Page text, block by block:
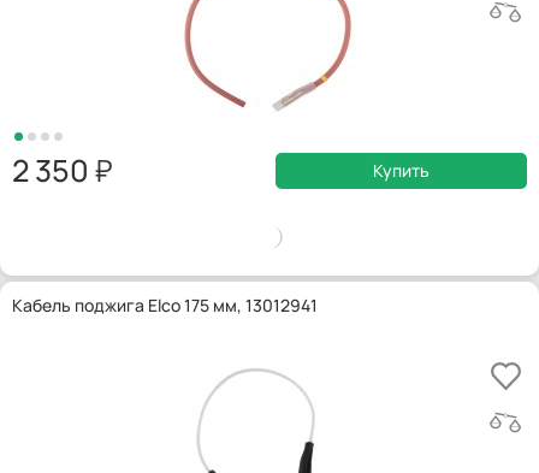
2 350 Купить
Кабель поджига Elco 175 мм, 13012941